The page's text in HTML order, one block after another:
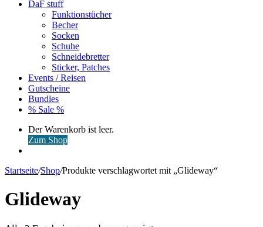
DaF stuff
Funktionstücher
Becher
Socken
Schuhe
Schneidebretter
Sticker, Patches
Events / Reisen
Gutscheine
Bundles
% Sale %
Warenkorb
ansehen
Der Warenkorb ist leer.
Zum Shop
Startseite/Shop/Produkte verschlagwortet mit „Glideway“
Glideway